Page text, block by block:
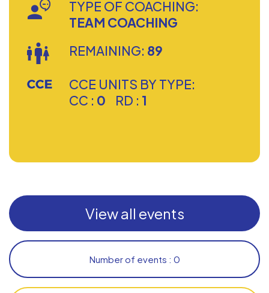
TYPE OF COACHING:
TEAM COACHING
REMAINING: 89
CCE UNITS BY TYPE:
CC : 0 RD : 1
View all events
Number of events : 0